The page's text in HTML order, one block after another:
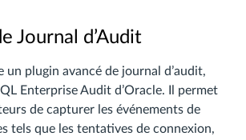
Journal d’Audit
un plugin avancé de journal d’audit,
Enterprise Audit d’Oracle. Il permet
de capturer les événements de
tels que les tentatives de connexion,